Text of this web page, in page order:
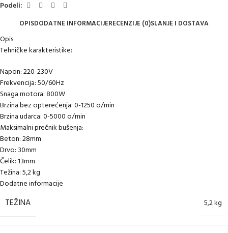
Podeli:
OPISDODATNE INFORMACIJERECENZIJE (0)SLANJE I DOSTAVA
Opis
Tehničke karakteristike:
Napon: 220-230V
Frekvencija: 50/60Hz
Snaga motora: 800W
Brzina bez opterećenja: 0-1250 o/min
Brzina udarca: 0-5000 o/min
Maksimalni prečnik bušenja:
Beton: 28mm
Drvo: 30mm
Čelik: 13mm
Težina: 5,2 kg
Dodatne informacije
TEŽINA 5,2 kg